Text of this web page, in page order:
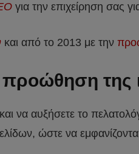
για την επιχείρηση σας
και από το 2013 με την
προώθηση της
να αυξήσετε το
ώστε να